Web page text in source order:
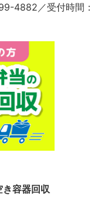
4882／受付時間：
き容器回収